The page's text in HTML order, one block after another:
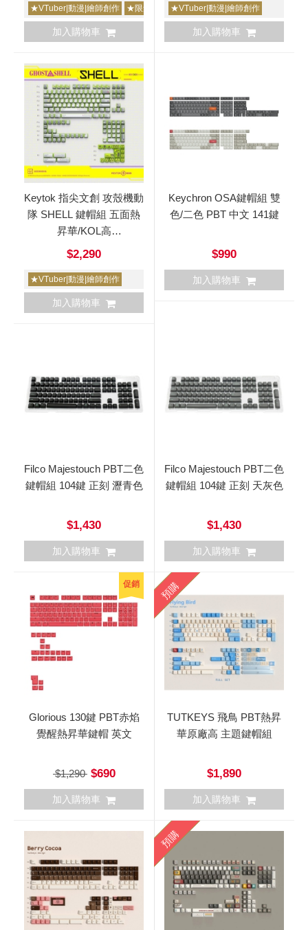
★VTuber|動漫|繪師創作 ★限量
加入購物車
★VTuber|動漫|繪師創作
加入購物車
Keytok 指尖文創 攻殼機動
隊 SHELL 鍵帽組 五面熱
昇華/KOL高
度/PBT+PC/156鍵
$2,290
★VTuber|動漫|繪師創作
加入購物車
Keychron OSA鍵帽組 雙
色/二色 PBT 中文 141鍵
$990
加入購物車
Filco Majestouch PBT二色
鍵帽組 104鍵 正刻 瀝青色
$1,430
加入購物車
Filco Majestouch PBT二色
鍵帽組 104鍵 正刻 天灰色
$1,430
加入購物車
促銷
Glorious 130鍵 PBT赤焰
覺醒熱昇華鍵帽 英文
$1,290$690
加入購物車
預購
TUTKEYS 飛鳥 PBT熱昇
華原廠高 主題鍵帽組
$1,890
加入購物車
預購